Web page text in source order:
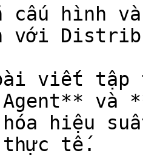
cấu hình
với
viết tập
Agent**
hiệu
thực tế.